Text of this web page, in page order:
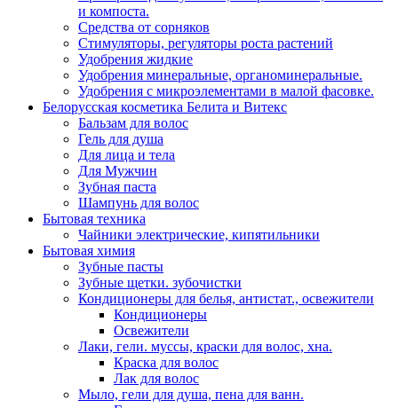
и компоста.
Средства от сорняков
Стимуляторы, регуляторы роста растений
Удобрения жидкие
Удобрения минеральные, органоминеральные.
Удобрения с микроэлементами в малой фасовке.
Белорусская косметика Белита и Витекс
Бальзам для волос
Гель для душа
Для лица и тела
Для Мужчин
Зубная паста
Шампунь для волос
Бытовая техника
Чайники электрические, кипятильники
Бытовая химия
Зубные пасты
Зубные щетки. зубочистки
Кондиционеры для белья, антистат., освежители
Кондиционеры
Освежители
Лаки, гели. муссы, краски для волос, хна.
Краска для волос
Лак для волос
Мыло, гели для душа, пена для ванн.